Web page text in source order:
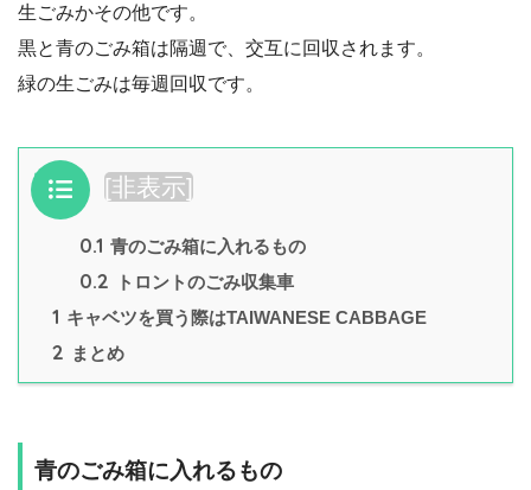
生ごみかその他です。
黒と青のごみ箱は隔週で、交互に回収されます。
緑の生ごみは毎週回収です。
目次 [非表示]
0.1 青のごみ箱に入れるもの
0.2 トロントのごみ収集車
1 キャベツを買う際はTAIWANESE CABBAGE
2 まとめ
青のごみ箱に入れるもの